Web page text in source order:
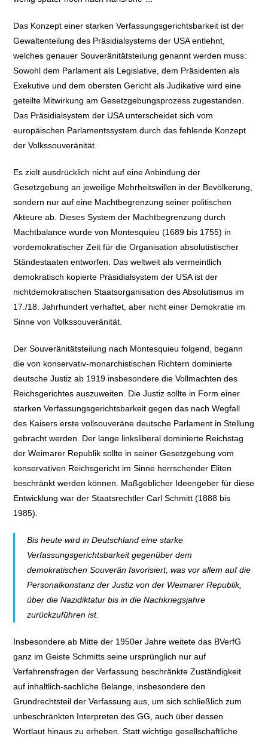
Das Konzept einer starken Verfassungsgerichtsbarkeit ist der
Gewaltenteilung des Präsidialsystems der USA entlehnt,
welches genauer Souveränitätsteilung genannt werden muss:
Sowohl dem Parlament als Legislative, dem Präsidenten als
Exekutive und dem obersten Gericht als Judikative wird eine
geteilte Mitwirkung am Gesetzgebungsprozess zugestanden.
Das Präsidialsystem der USA unterscheidet sich vom
europäischen Parlamentssystem durch das fehlende Konzept
der Volkssouveränität.
Es zielt ausdrücklich nicht auf eine Anbindung der
Gesetzgebung an jeweilige Mehrheitswillen in der Bevölkerung,
sondern nur auf eine Machtbegrenzung seiner politischen
Akteure ab. Dieses System der Machtbegrenzung durch
Machtbalance wurde von Montesquieu (1689 bis 1755) in
vordemokratischer Zeit für die Organisation absolutistischer
Ständestaaten entworfen. Das weltweit als vermeintlich
demokratisch kopierte Präsidialsystem der USA ist der
nichtdemokratischen Staatsorganisation des Absolutismus im
17./18. Jahrhundert verhaftet, aber nicht einer Demokratie im
Sinne von Volkssouveränität.
Der Souveränitätsteilung nach Montesquieu folgend, begann
die von konservativ-monarchistischen Richtern dominierte
deutsche Justiz ab 1919 insbesondere die Vollmachten des
Reichsgerichtes auszuweiten. Die Justiz sollte in Form einer
starken Verfassungsgerichtsbarkeit gegen das nach Wegfall
des Kaisers erste vollsouveräne deutsche Parlament in Stellung
gebracht werden. Der lange linksliberal dominierte Reichstag
der Weimarer Republik sollte in seiner Gesetzgebung vom
konservativen Reichsgericht im Sinne herrschender Eliten
beschränkt werden können. Maßgeblicher Ideengeber für diese
Entwicklung war der Staatsrechtler Carl Schmitt (1888 bis
1985).
Bis heute wird in Deutschland eine starke
Verfassungsgerichtsbarkeit gegenüber dem
demokratischen Souverän favorisiert, was vor allem auf die
Personalkonstanz der Justiz von der Weimarer Republik,
über die Nazidiktatur bis in die Nachkriegsjahre
zurückzuführen ist.
Insbesondere ab Mitte der 1950er Jahre weitete das BVerfG
ganz im Geiste Schmitts seine ursprünglich nur auf
Verfahrensfragen der Verfassung beschränkte Zuständigkeit
auf inhaltlich-sachliche Belange, insbesondere den
Grundrechtsteil der Verfassung aus, um sich schließlich zum
unbeschränkten Interpreten des GG, auch über dessen
Wortlaut hinaus zu erheben. Statt wichtige gesellschaftliche